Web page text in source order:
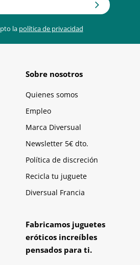
la política de privacidad
Sobre nosotros
Quienes somos
Empleo
Marca Diversual
Newsletter 5€ dto.
Política de discreción
Recicla tu juguete
Diversual Francia
Fabricamos juguetes
eróticos increíbles
pensados para ti.